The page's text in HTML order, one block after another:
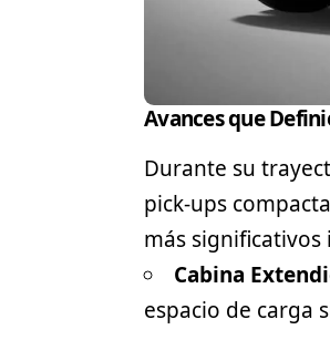
Avances que
Durante su
pick-ups
más significativos
Cabina
espacio de carga